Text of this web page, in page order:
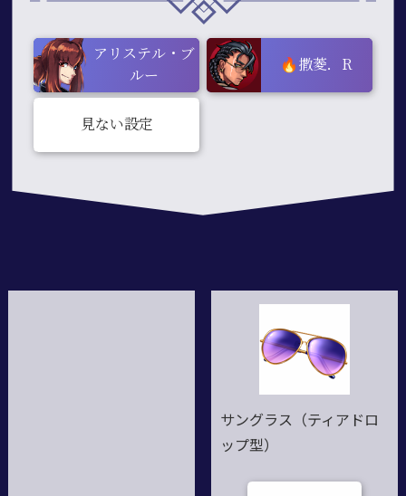
アリステル・ブ
ルー
🔥撒菱．R
見ない設定
サングラス（ティアドロ
ップ型）